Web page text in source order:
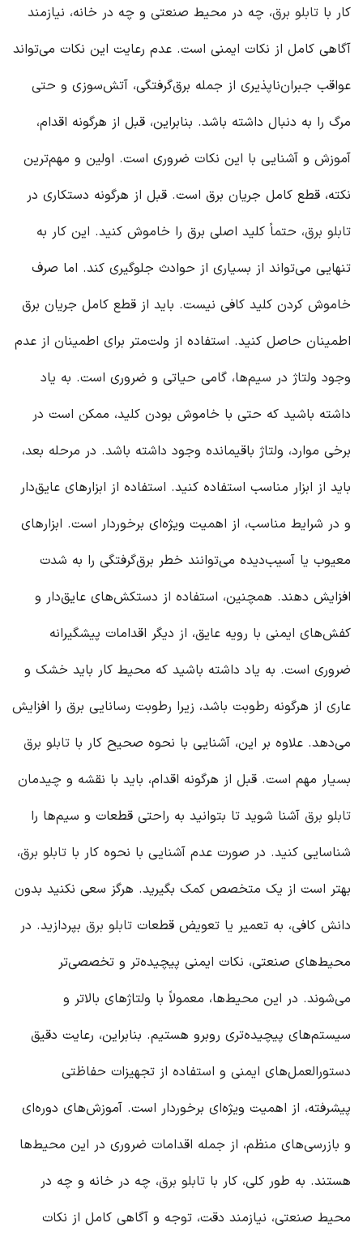
کار با تابلو برق، چه در محیط صنعتی و چه در خانه، نیازمند
آگاهی کامل از نکات ایمنی است. عدم رعایت این نکات می‌تواند
عواقب جبران‌ناپذیری از جمله برق‌گرفتگی، آتش‌سوزی و حتی
مرگ را به دنبال داشته باشد. بنابراین، قبل از هرگونه اقدام،
آموزش و آشنایی با این نکات ضروری است. اولین و مهم‌ترین
نکته، قطع کامل جریان برق است. قبل از هرگونه دستکاری در
تابلو برق، حتماً کلید اصلی برق را خاموش کنید. این کار به
تنهایی می‌تواند از بسیاری از حوادث جلوگیری کند. اما صرف
خاموش کردن کلید کافی نیست. باید از قطع کامل جریان برق
اطمینان حاصل کنید. استفاده از ولت‌متر برای اطمینان از عدم
وجود ولتاژ در سیم‌ها، گامی حیاتی و ضروری است. به یاد
داشته باشید که حتی با خاموش بودن کلید، ممکن است در
برخی موارد، ولتاژ باقیمانده وجود داشته باشد. در مرحله بعد،
باید از ابزار مناسب استفاده کنید. استفاده از ابزارهای عایق‌دار
و در شرایط مناسب، از اهمیت ویژه‌ای برخوردار است. ابزارهای
معیوب یا آسیب‌دیده می‌توانند خطر برق‌گرفتگی را به شدت
افزایش دهند. همچنین، استفاده از دستکش‌های عایق‌دار و
کفش‌های ایمنی با رویه عایق، از دیگر اقدامات پیشگیرانه
ضروری است. به یاد داشته باشید که محیط کار باید خشک و
عاری از هرگونه رطوبت باشد، زیرا رطوبت رسانایی برق را افزایش
می‌دهد. علاوه بر این، آشنایی با نحوه صحیح کار با تابلو برق
بسیار مهم است. قبل از هرگونه اقدام، باید با نقشه و چیدمان
تابلو برق آشنا شوید تا بتوانید به راحتی قطعات و سیم‌ها را
شناسایی کنید. در صورت عدم آشنایی با نحوه کار با تابلو برق،
بهتر است از یک متخصص کمک بگیرید. هرگز سعی نکنید بدون
دانش کافی، به تعمیر یا تعویض قطعات تابلو برق بپردازید. در
محیط‌های صنعتی، نکات ایمنی پیچیده‌تر و تخصصی‌تر
می‌شوند. در این محیط‌ها، معمولاً با ولتاژهای بالاتر و
سیستم‌های پیچیده‌تری روبرو هستیم. بنابراین، رعایت دقیق
دستورالعمل‌های ایمنی و استفاده از تجهیزات حفاظتی
پیشرفته، از اهمیت ویژه‌ای برخوردار است. آموزش‌های دوره‌ای
و بازرسی‌های منظم، از جمله اقدامات ضروری در این محیط‌ها
هستند. به طور کلی، کار با تابلو برق، چه در خانه و چه در
محیط صنعتی، نیازمند دقت، توجه و آگاهی کامل از نکات